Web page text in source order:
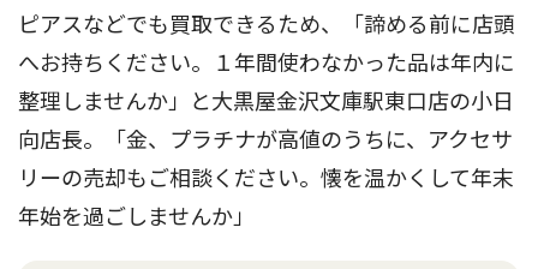
ピアスなどでも買取できるため、「諦める前に店頭
へお持ちください。１年間使わなかった品は年内に
整理しませんか」と大黒屋金沢文庫駅東口店の小日
向店長。「金、プラチナが高値のうちに、アクセサ
リーの売却もご相談ください。懐を温かくして年末
年始を過ごしませんか」